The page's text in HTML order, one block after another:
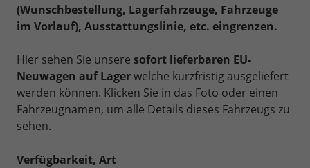
(Wunschbestellung, Lagerfahrzeuge, Fahrzeuge
im Vorlauf), Ausstattungslinie, etc. eingrenzen.
Hier sehen Sie unsere sofort lieferbaren EU-
Neuwagen auf Lagerwelche kurzfristig ausgeliefert
werden können. Klicken Sie in das Foto oder einen
Fahrzeugnamen, um alle Details dieses Fahrzeugs zu
sehen.
Verfügbarkeit, Art